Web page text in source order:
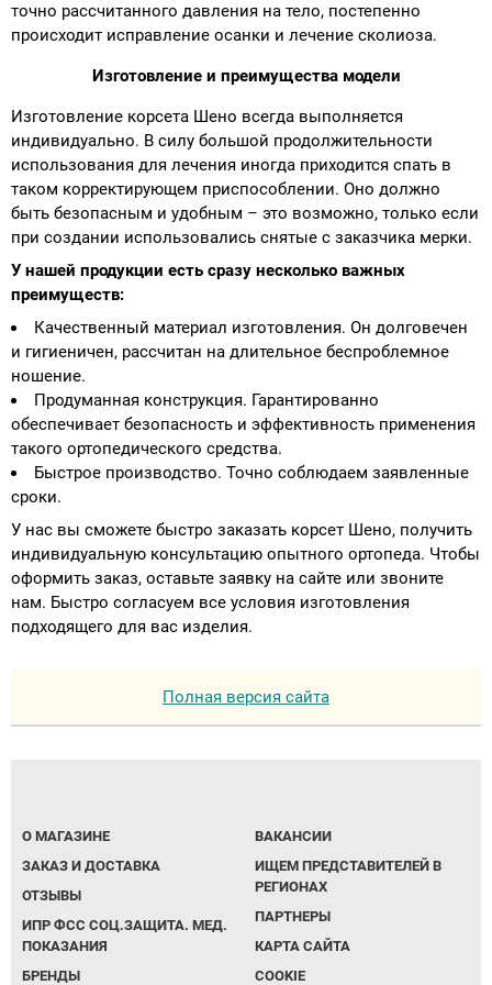
точно рассчитанного давления на тело, постепенно
происходит исправление осанки и лечение сколиоза.
Изготовление и преимущества модели
Изготовление корсета Шено всегда выполняется
индивидуально. В силу большой продолжительности
использования для лечения иногда приходится спать в
таком корректирующем приспособлении. Оно должно
быть безопасным и удобным – это возможно, только если
при создании использовались снятые с заказчика мерки.
У нашей продукции есть сразу несколько важных
преимуществ:
Качественный материал изготовления. Он долговечен
и гигиеничен, рассчитан на длительное беспроблемное
ношение.
Продуманная конструкция. Гарантированно
обеспечивает безопасность и эффективность применения
такого ортопедического средства.
Быстрое производство. Точно соблюдаем заявленные
сроки.
У нас вы сможете быстро заказать корсет Шено, получить
индивидуальную консультацию опытного ортопеда. Чтобы
оформить заказ, оставьте заявку на сайте или звоните
нам. Быстро согласуем все условия изготовления
подходящего для вас изделия.
Полная версия сайта
О МАГАЗИНЕ
ЗАКАЗ И ДОСТАВКА
ОТЗЫВЫ
ИПР ФСС СОЦ.ЗАЩИТА. МЕД.
ПОКАЗАНИЯ
БРЕНДЫ
ВАКАНСИИ
ИЩЕМ ПРЕДСТАВИТЕЛЕЙ В
РЕГИОНАХ
ПАРТНЕРЫ
КАРТА САЙТА
COOKIE
Аппараты на суставы
инвалидов
Противопролежневые матрасы, подушки
ОПОРЫ, ВЕРТИКАЛИЗАТОРЫ, Оборудование
для ЛФК
Одежда ортопедическая (адаптивная) для
инвалидов
Индивидуальное изготовление